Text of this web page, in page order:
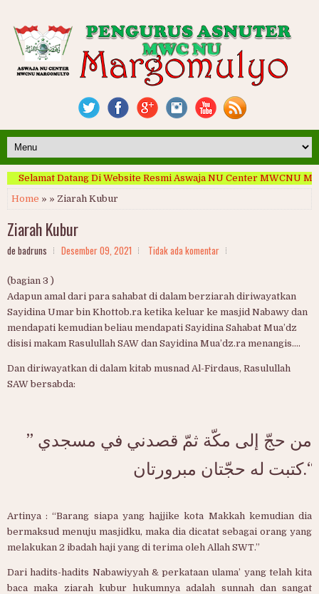
Selamat Datang Di Website Resmi Aswaja NU Center MWCNU
Home » » Ziarah Kubur
Ziarah Kubur
de badruns Desember 09, 2021 Tidak ada komentar
(bagian 3 )
Adapun amal dari para sahabat di dalam berziarah diriwayatkan
Sayidina Umar bin Khottob.ra ketika keluar ke masjid Nabawy dan
mendapati kemudian beliau mendapati Sayidina Sahabat Mua’dz
disisi makam Rasulullah SAW dan Sayidina Mua’dz.ra menangis….
Dan diriwayatkan di dalam kitab musnad Al-Firdaus, Rasulullah
SAW bersabda:
” من حجّ إلى مكّة ثمّ قصدني في مسجدي
كتبت له حجّتان مبرورتان.“
Artinya : “Barang siapa yang hajjike kota Makkah kemudian dia
bermaksud menuju masjidku, maka dia dicatat sebagai orang yang
melakukan 2 ibadah haji yang di terima oleh Allah SWT.”
Dari hadits-hadits Nabawiyyah & perkataan ulama’ yang telah kita
baca maka ziarah kubur hukumnya adalah sunnah dan sangat